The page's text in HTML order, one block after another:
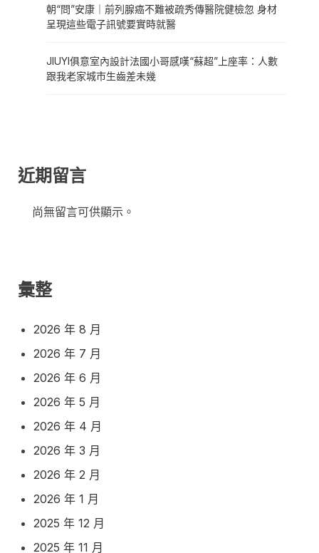
朝“問”安康｜前列腺癌不難被疏秀傳醫院健檢忽 身材
呈現這些電子訊號要實時就醫
JIUYI俱意室內設計法國小哥感嘆“蘇超”上座率：人數
跟我老家城市生齒差未幾
近期留言
尚無留言可供顯示。
彙整
2026 年 8 月
2026 年 7 月
2026 年 6 月
2026 年 5 月
2026 年 4 月
2026 年 3 月
2026 年 2 月
2026 年 1 月
2025 年 12 月
2025 年 11 月